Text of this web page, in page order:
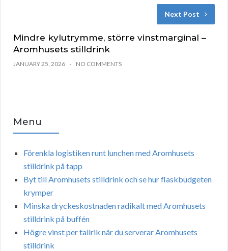
Next Post
Mindre kylutrymme, större vinstmarginal –
Aromhusets stilldrink
JANUARY 25, 2026 NO COMMENTS
Menu
Förenkla logistiken runt lunchen med Aromhusets
stilldrink på tapp
Byt till Aromhusets stilldrink och se hur flaskbudgeten
krymper
Minska dryckeskostnaden radikalt med Aromhusets
stilldrink på buffén
Högre vinst per tallrik när du serverar Aromhusets
stilldrink